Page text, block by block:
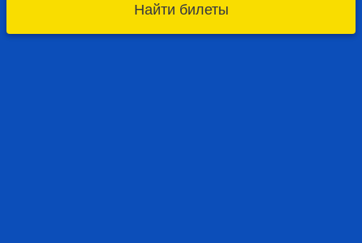
Найти билеты